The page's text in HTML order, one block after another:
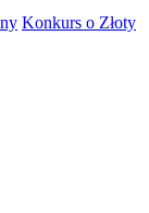
Konkurs o Złoty